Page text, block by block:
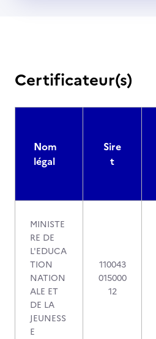
Certificateur(s)
Nom
légal
Sire
t
MINISTE
RE DE
L'EDUCA
TION
NATION
ALE ET
DE LA
JEUNESS
E
110043
015000
12